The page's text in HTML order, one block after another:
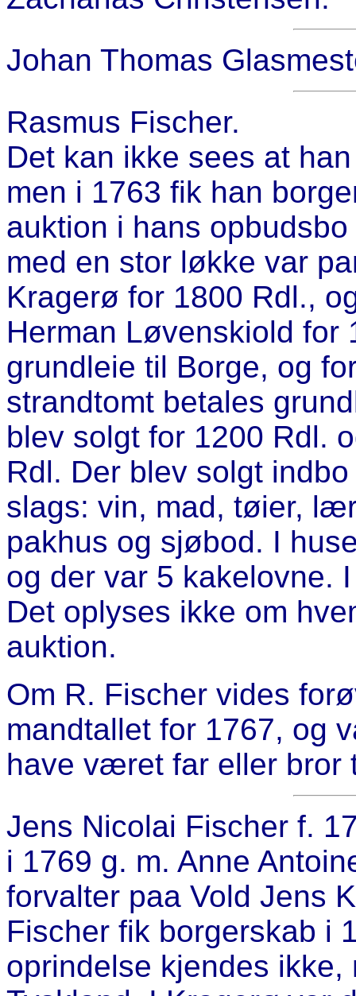
Johan Thomas
Rasmus Fischer.
Det kan ikke sees at
men i 1763 fik han
auktion i hans
med en stor løkke var
Kragerø for 1800 Rdl.,
Herman Løvenskiold for
grundleie til Borge, og
strandtomt betales
blev solgt for 1200 Rdl.
Rdl. Der blev solgt
slags: vin, mad, tøier,
pakhus og sjøbod. I
og der var 5 kakelovne.
Det oplyses ikke om
auktion.
Om R. Fischer vides
mandtallet for 1767, og
have været far eller bror
Jens Nicolai Fischer f.
i 1769 g. m. Anne
forvalter paa Vold Jens
Fischer fik borgerskab i
oprindelse kjendes